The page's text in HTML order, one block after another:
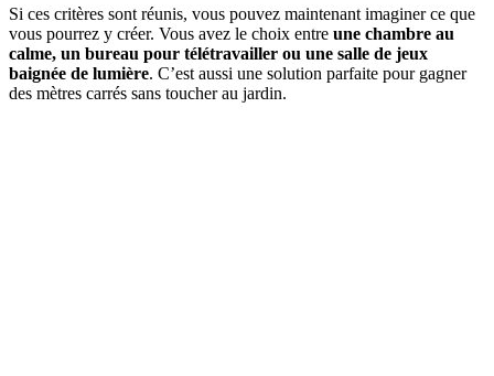
Si ces critères sont réunis, vous pouvez maintenant imaginer ce que
vous pourrez y créer. Vous avez le choix entre une chambre au
calme, un bureau pour télétravailler ou une salle de jeux
baignée de lumière. C’est aussi une solution parfaite pour gagner
des mètres carrés sans toucher au jardin.